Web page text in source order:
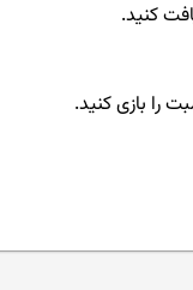
را بازی کنید.